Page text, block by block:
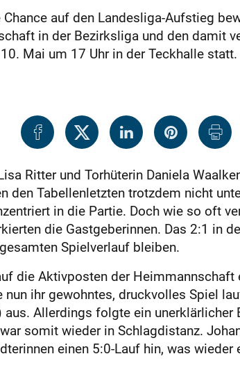
auf den Landesliga-Aufstieg
in der Bezirksliga und den damit
Mai um 17 Uhr in der Teckhalle statt.
Ritter und Torhüterin Daniela
den Tabellenletzten trotzdem nicht
in die Partie. Doch wie so oft
die Gastgeberinnen. Das 2:1 in
Spielverlauf bleiben.
die Aktivposten der
ihr gewohntes, druckvolles Spiel
Allerdings folgte ein
somit wieder in Schlagdistanz.
einen 5:0-Lauf hin, was